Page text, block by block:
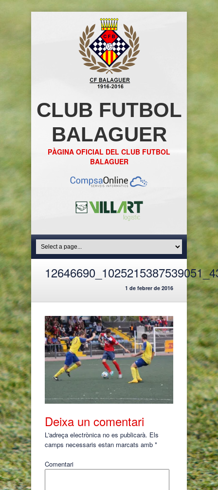
CLUB FUTBOL
BALAGUER
PÀGINA OFICIAL DEL CLUB FUTBOL
BALAGUER
1 de febrer de 2016
Deixa un comentari
L'adreça electrònica no es publicarà. Els
camps necessaris estan marcats amb *
Comentari